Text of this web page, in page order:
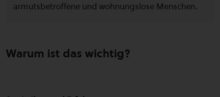
armutsbetroffene und wohnungslose Menschen.
Warum ist das wichtig?